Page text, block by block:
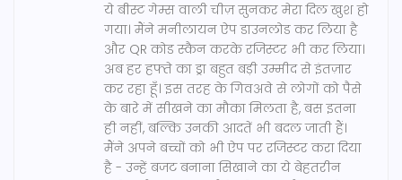
ये बीस्ट गेम्स वाली चीज़ सुनकर मेरा दिल खुश हो
गया। मैंने मनीलायन ऐप डाउनलोड कर लिया है
और QR कोड स्कैन करके रजिस्टर भी कर लिया।
अब हर हफ्ते का ड्रा बहुत बड़ी उम्मीद से इंतज़ार
कर रहा हूँ। इस तरह के गिवअवे से लोगों को पैसे
के बारे में सीखने का मौका मिलता है, बस इतना
ही नहीं, बल्कि उनकी आदतें भी बदल जाती हैं।
मैंने अपने बच्चों को भी ऐप पर रजिस्टर करा दिया
है - उन्हें बजट बनाना सिखाने का ये बेहतरीन